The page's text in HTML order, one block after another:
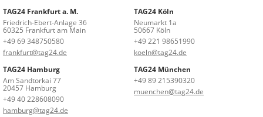
TAG24 Frankfurt a. M.
Friedrich-Ebert-Anlage 36
60325 Frankfurt am Main
+49 69 348750580
frankfurt@tag24.de
TAG24 Köln
Neumarkt 1a
50667 Köln
+49 221 98651990
koeln@tag24.de
TAG24 Hamburg
Am Sandtorkai 77
20457 Hamburg
+49 40 228608090
hamburg@tag24.de
TAG24 München
+49 89 215390320
muenchen@tag24.de